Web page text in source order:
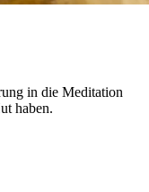
in die Meditation
haben.